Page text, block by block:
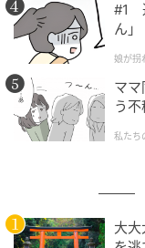
#1
ん」
娘が拐
マ
う
私たち
大